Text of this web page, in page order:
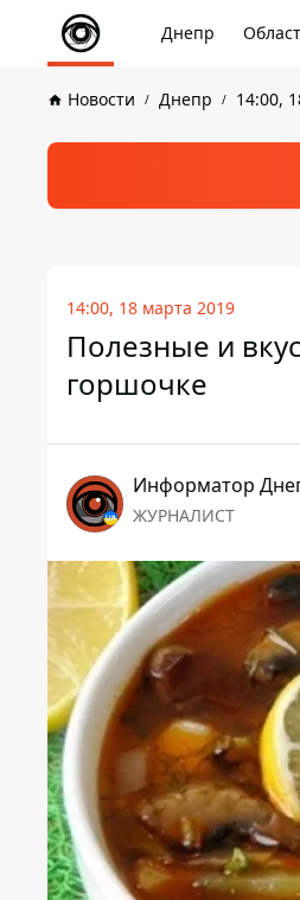
Днепр
Новости Днепр 14:00,
14:00, 18 марта 2019
Полезные и
горшочке
Информатор
ЖУРНАЛИСТ